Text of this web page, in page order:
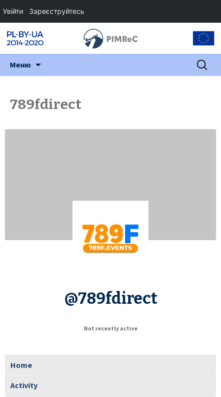
Меню Пошук:
789fdirect
@789fdirect
Not recently active
Home
Activity
Увійти Зареєструйтесь